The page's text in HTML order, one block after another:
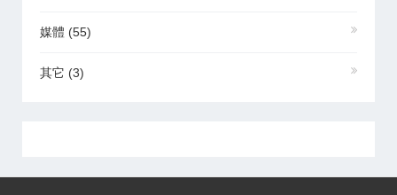
媒體 (55)
其它 (3)